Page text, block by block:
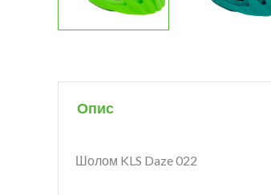
Опис
Шолом KLS Daze 022